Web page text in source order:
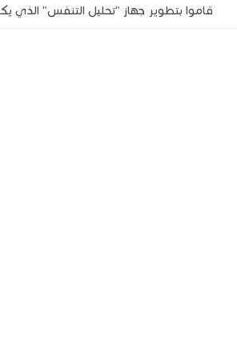
قاموا بتطوير جهاز "تحليل التنفس" الذي